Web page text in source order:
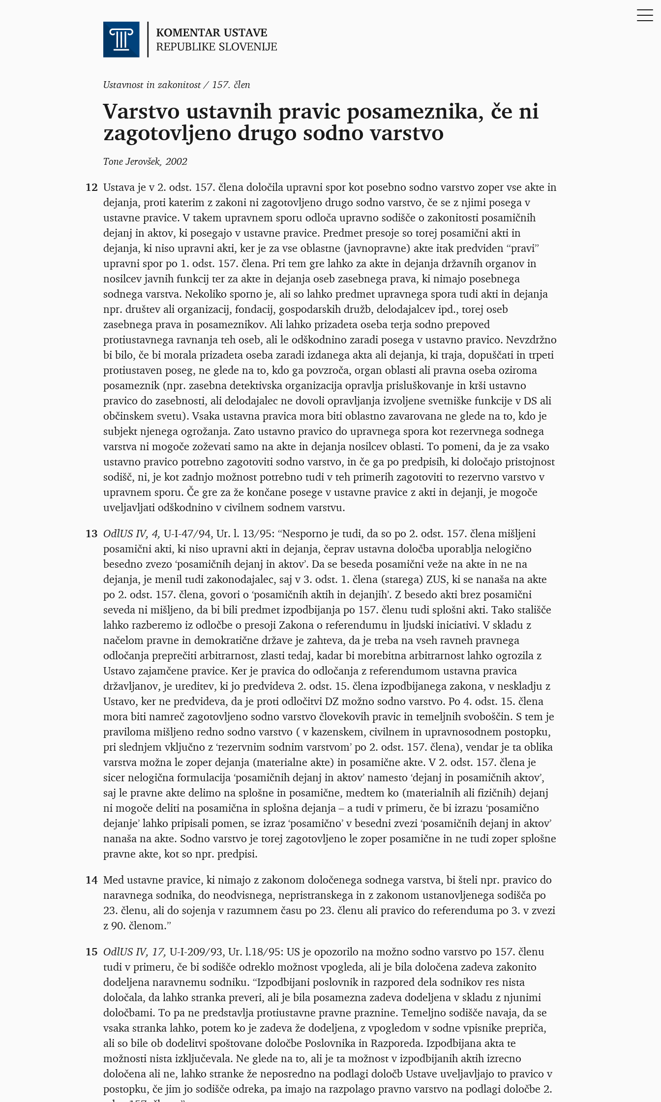
Ustavnost in zakonitost / 157. člen
Varstvo ustavnih pravic posameznika, če ni
zagotovljeno drugo sodno varstvo
Tone Jerovšek, 2002
12 Ustava je v 2. odst. 157. člena določila upravni spor kot posebno sodno varstvo zoper vse akte in
dejanja, proti katerim z zakoni ni zagotovljeno drugo sodno varstvo, če se z njimi posega v
ustavne pravice. V takem upravnem sporu odloča upravno sodišče o zakonitosti posamičnih
dejanj in aktov, ki posegajo v ustavne pravice. Predmet presoje so torej posamični akti in
dejanja, ki niso upravni akti, ker je za vse oblastne (javnopravne) akte itak predviden “pravi”
upravni spor po 1. odst. 157. člena. Pri tem gre lahko za akte in dejanja državnih organov in
nosilcev javnih funkcij ter za akte in dejanja oseb zasebnega prava, ki nimajo posebnega
sodnega varstva. Nekoliko sporno je, ali so lahko predmet upravnega spora tudi akti in dejanja
npr. društev ali organizacij, fondacij, gospodarskih družb, delodajalcev ipd., torej oseb
zasebnega prava in posameznikov. Ali lahko prizadeta oseba terja sodno prepoved
protiustavnega ravnanja teh oseb, ali le odškodnino zaradi posega v ustavno pravico. Nevzdržno
bi bilo, če bi morala prizadeta oseba zaradi izdanega akta ali dejanja, ki traja, dopuščati in trpeti
protiustaven poseg, ne glede na to, kdo ga povzroča, organ oblasti ali pravna oseba oziroma
posameznik (npr. zasebna detektivska organizacija opravlja prisluškovanje in krši ustavno
pravico do zasebnosti, ali delodajalec ne dovoli opravljanja izvoljene svetniške funkcije v DS ali
občinskem svetu). Vsaka ustavna pravica mora biti oblastno zavarovana ne glede na to, kdo je
subjekt njenega ogrožanja. Zato ustavno pravico do upravnega spora kot rezervnega sodnega
varstva ni mogoče zoževati samo na akte in dejanja nosilcev oblasti. To pomeni, da je za vsako
ustavno pravico potrebno zagotoviti sodno varstvo, in če ga po predpisih, ki določajo pristojnost
sodišč, ni, je kot zadnjo možnost potrebno tudi v teh primerih zagotoviti to rezervno varstvo v
upravnem sporu. Če gre za že končane posege v ustavne pravice z akti in dejanji, je mogoče
uveljavljati odškodnino v civilnem sodnem varstvu.
13 OdlUS IV, 4, U-I-47/94, Ur. l. 13/95: “Nesporno je tudi, da so po 2. odst. 157. člena mišljeni
posamični akti, ki niso upravni akti in dejanja, čeprav ustavna določba uporablja nelogično
besedno zvezo ‘posamičnih dejanj in aktov’. Da se beseda posamični veže na akte in ne na
dejanja, je menil tudi zakonodajalec, saj v 3. odst. 1. člena (starega) ZUS, ki se nanaša na akte
po 2. odst. 157. člena, govori o ‘posamičnih aktih in dejanjih’. Z besedo akti brez posamični
seveda ni mišljeno, da bi bili predmet izpodbijanja po 157. členu tudi splošni akti. Tako stališče
lahko razberemo iz odločbe o presoji Zakona o referendumu in ljudski iniciativi. V skladu z
načelom pravne in demokratične države je zahteva, da je treba na vseh ravneh pravnega
odločanja preprečiti arbitrarnost, zlasti tedaj, kadar bi morebitna arbitrarnost lahko ogrozila z
Ustavo zajamčene pravice. Ker je pravica do odločanja z referendumom ustavna pravica
državljanov, je ureditev, ki jo predvideva 2. odst. 15. člena izpodbijanega zakona, v neskladju z
Ustavo, ker ne predvideva, da je proti odločitvi DZ možno sodno varstvo. Po 4. odst. 15. člena
mora biti namreč zagotovljeno sodno varstvo človekovih pravic in temeljnih svoboščin. S tem je
praviloma mišljeno redno sodno varstvo ( v kazenskem, civilnem in upravnosodnem postopku,
pri slednjem vključno z ‘rezervnim sodnim varstvom’ po 2. odst. 157. člena), vendar je ta oblika
varstva možna le zoper dejanja (materialne akte) in posamične akte. V 2. odst. 157. člena je
sicer nelogična formulacija ‘posamičnih dejanj in aktov’ namesto ‘dejanj in posamičnih aktov’,
saj le pravne akte delimo na splošne in posamične, medtem ko (materialnih ali fizičnih) dejanj
ni mogoče deliti na posamična in splošna dejanja– a tudi v primeru, če bi izrazu ‘posamično
dejanje’ lahko pripisali pomen, se izraz ‘posamično’ v besedni zvezi ‘posamičnih dejanj in aktov’
nanaša na akte. Sodno varstvo je torej zagotovljeno le zoper posamične in ne tudi zoper splošne
pravne akte, kot so npr. predpisi.
14 Med ustavne pravice, ki nimajo z zakonom določenega sodnega varstva, bi šteli npr. pravico do
naravnega sodnika, do neodvisnega, nepristranskega in z zakonom ustanovljenega sodišča po
23. členu, ali do sojenja v razumnem času po 23. členu ali pravico do referenduma po 3. v zvezi
z 90. členom.”
15 OdlUS IV, 17, U-I-209/93, Ur. l.18/95: US je opozorilo na možno sodno varstvo po 157. členu
tudi v primeru, če bi sodišče odreklo možnost vpogleda, ali je bila določena zadeva zakonito
dodeljena naravnemu sodniku. “Izpodbijani poslovnik in razpored dela sodnikov res nista
določala, da lahko stranka preveri, ali je bila posamezna zadeva dodeljena v skladu z njunimi
določbami. To pa ne predstavlja protiustavne pravne praznine. Temeljno sodišče navaja, da se
vsaka stranka lahko, potem ko je zadeva že dodeljena, z vpogledom v sodne vpisnike prepriča,
ali so bile ob dodelitvi spoštovane določbe Poslovnika in Razporeda. Izpodbijana akta te
možnosti nista izključevala. Ne glede na to, ali je ta možnost v izpodbijanih aktih izrecno
določena ali ne, lahko stranke že neposredno na podlagi določb Ustave uveljavljajo to pravico v
postopku, če jim jo sodišče odreka, pa imajo na razpolago pravno varstvo na podlagi določbe 2.